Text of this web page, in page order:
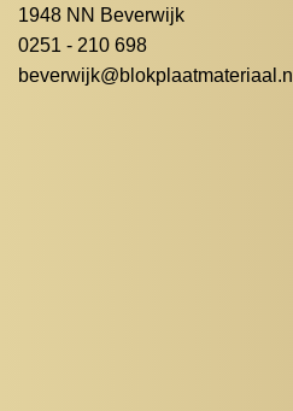
1948 NN Beverwijk
0251 - 210 698
beverwijk@blokplaatmateriaal.nl